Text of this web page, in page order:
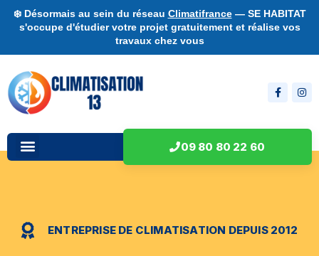
❄️ Désormais au sein du réseau Climatifrance— SE HABITAT
s'occupe d'étudier votre projet gratuitement et réalise vos
travaux chez vous
09 80 80 22 60
ENTREPRISE DE CLIMATISATION DEPUIS 2012